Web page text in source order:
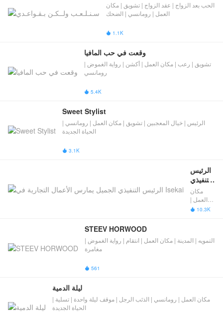
الحب بعد الزواج | عقد الزواج | تشويق | مكان
العمل | رومانسي | الضحك
 1.1K
وقعت في حب المافيا
تشويق | رعب | مكان العمل | أكشن | رواية الغموض |
رومانسي
 5.4K
Sweet Stylist
الرئيس | خيال المعجبين | تشويق | مكان العمل | رومانسي |
الحياة الجديدة
 3.1K
الرئيس
التنفيذي
الجميل
يمارس
الأعمال
Isekai
مكان
العمل |
رومانسي
الحضرية
 10.3K
STEEV HORWOOD
التمويه | المدينة | مكان العمل | انتقام | رواية الغموض |
مغامرة
 561
ليلة الدمية
مكان العمل | رومانسي | الذئب الرجل | موقف ليلة واحدة | تسلية |
الحياة الجديدة